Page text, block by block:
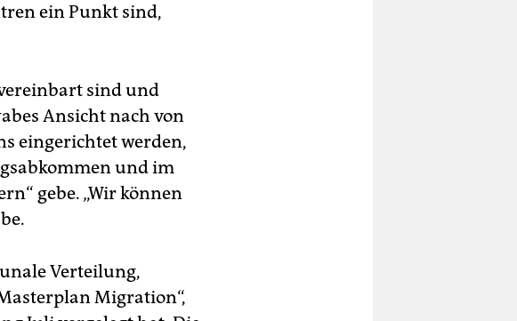
ein Punkt sind,
sind und
Ansicht nach von
eingerichtet werden,
und im
gebe. „Wir können
Verteilung,
Migration“,